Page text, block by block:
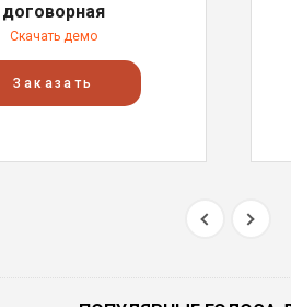
договорная
Скачать демо
Заказать